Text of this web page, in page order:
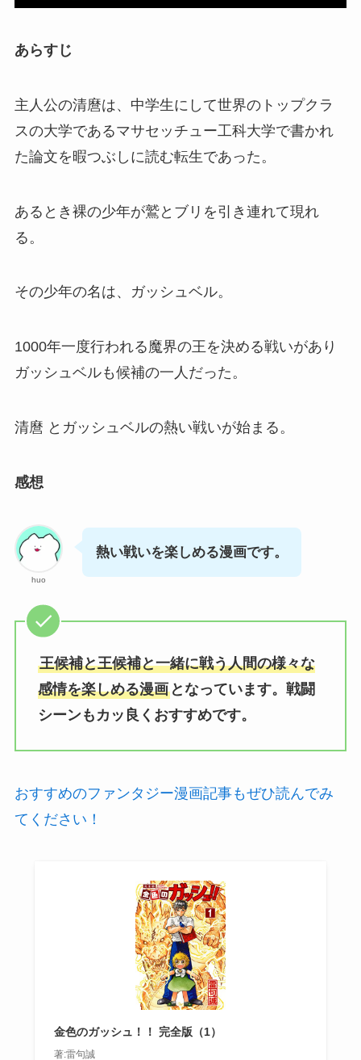
あらすじ
主人公の清麿は、中学生にして世界のトップクラ
スの大学であるマサセッチュー工科大学で書かれ
た論文を暇つぶしに読む転生であった。
あるとき裸の少年が鷲とブリを引き連れて現れ
る。
その少年の名は、ガッシュベル。
1000年一度行われる魔界の王を決める戦いがあり
ガッシュベルも候補の一人だった。
清麿 とガッシュベルの熱い戦いが始まる。
感想
huo
熱い戦いを楽しめる漫画です。
王候補と王候補と一緒に戦う人間の様々な
感情を楽しめる漫画となっています。戦闘
シーンもカッ良くおすすめです。
おすすめのファンタジー漫画記事もぜひ読んでみ
てください！
金色のガッシュ！！ 完全版（1）
著:雷句誠